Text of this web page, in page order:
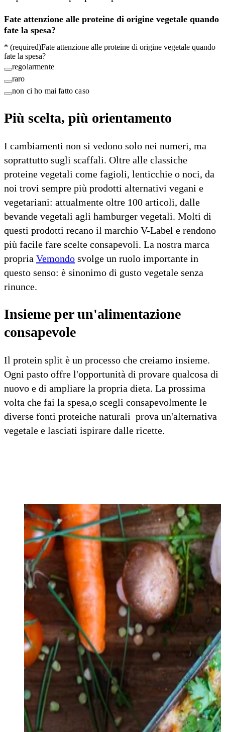
Fate attenzione alle proteine di origine vegetale quando
fate la spesa?
* (required)Fate attenzione alle proteine di origine vegetale quando
fate la spesa?
regolarmente
raro
non ci ho mai fatto caso
Più scelta, più orientamento
I cambiamenti non si vedono solo nei numeri, ma
soprattutto sugli scaffali. Oltre alle classiche
proteine vegetali come fagioli, lenticchie o noci, da
noi trovi sempre più prodotti alternativi vegani e
vegetariani: attualmente oltre 100 articoli, dalle
bevande vegetali agli hamburger vegetali. Molti di
questi prodotti recano il marchio V-Label e rendono
più facile fare scelte consapevoli. La nostra marca
propria Vemondo svolge un ruolo importante in
questo senso: è sinonimo di gusto vegetale senza
rinunce.
Insieme per un'alimentazione
consapevole
Il protein split è un processo che creiamo insieme.
Ogni pasto offre l'opportunità di provare qualcosa di
nuovo e di ampliare la propria dieta. La prossima
volta che fai la spesa,o scegli consapevolmente le
diverse fonti proteiche naturali prova un'alternativa
vegetale e lasciati ispirare dalle ricette.